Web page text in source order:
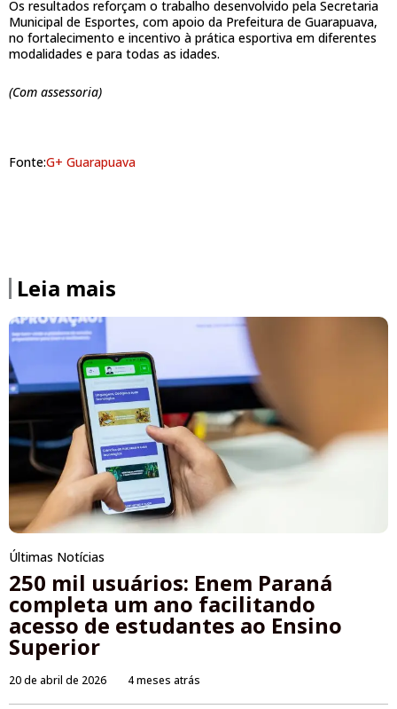
Os resultados reforçam o trabalho desenvolvido pela Secretaria
Municipal de Esportes, com apoio da Prefeitura de Guarapuava,
no fortalecimento e incentivo à prática esportiva em diferentes
modalidades e para todas as idades.
(Com assessoria)
Fonte:G+ Guarapuava
Leia mais
Últimas Notícias
250 mil usuários: Enem Paraná
completa um ano facilitando
acesso de estudantes ao Ensino
Superior
20 de abril de 2026 4 meses atrás